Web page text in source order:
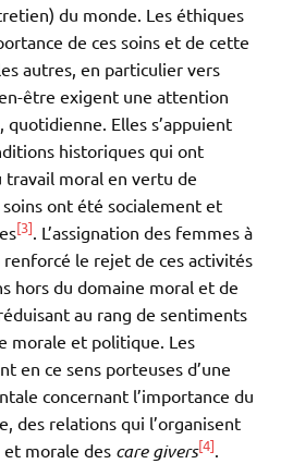
du monde. Les éthiques
de ces soins et de cette
autres, en particulier vers
être exigent une attention
Elles s’appuient
historiques qui ont
travail moral en vertu de
ont été socialement et
[3]. L’assignation des femmes à
le rejet de ces activités
hors du domaine moral et de
au rang de sentiments
morale et politique. Les
en ce sens porteuses d’une
concernant l’importance du
des relations qui l’organisent
morale des care givers[4].